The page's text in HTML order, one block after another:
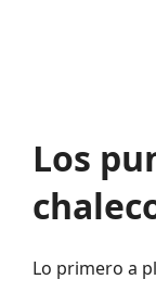
Los
Lo primero a